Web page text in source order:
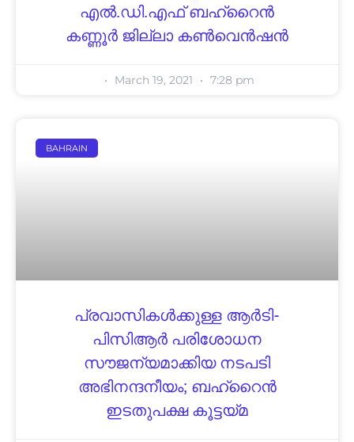
എല്‍.ഡി.എഫ് ബഹ്റൈന്‍
കണ്ണൂര്‍ ജില്ലാ കണ്‍വെന്‍ഷന്‍
March 19, 2021 7:28 pm
BAHRAIN
പ്രവാസികള്‍ക്കുള്ള ആര്‍ടി-
പിസിആര്‍ പരിശോധന
സൗജന്യമാക്കിയ നടപടി
അഭിനന്ദനീയം; ബഹ്‌റൈൻ
ഇടതുപക്ഷ കൂട്ടയ്മ